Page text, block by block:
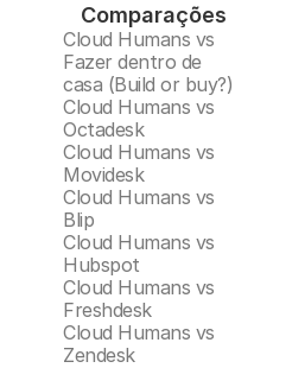
Comparações
Cloud Humans vs
Fazer dentro de
casa (Build or buy?)
Cloud Humans vs
Octadesk
Cloud Humans vs
Movidesk
Cloud Humans vs
Blip
Cloud Humans vs
Hubspot
Cloud Humans vs
Freshdesk
Cloud Humans vs
Zendesk